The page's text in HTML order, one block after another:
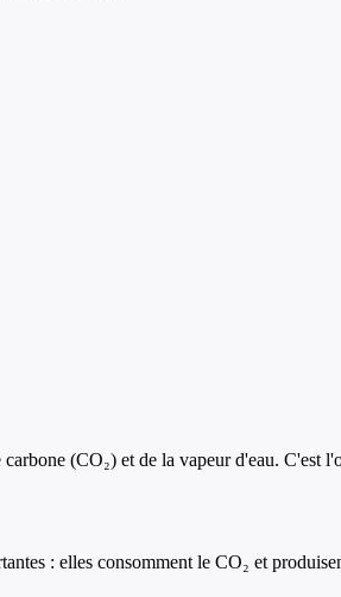
(CO₂) et de la vapeur d'eau. C'est
: elles consomment le CO₂ et